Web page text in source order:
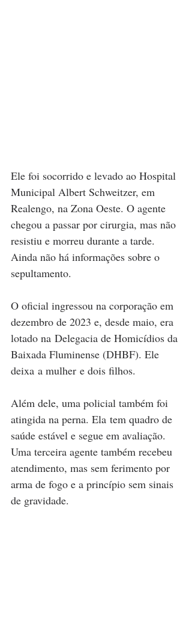
Ele foi socorrido e levado ao Hospital
Municipal Albert Schweitzer, em
Realengo, na Zona Oeste. O agente
chegou a passar por cirurgia, mas não
resistiu e morreu durante a tarde.
Ainda não há informações sobre o
sepultamento.
O oficial ingressou na corporação em
dezembro de 2023 e, desde maio, era
lotado na Delegacia de Homicídios da
Baixada Fluminense (DHBF). Ele
deixa a mulher e dois filhos.
Além dele, uma policial também foi
atingida na perna. Ela tem quadro de
saúde estável e segue em avaliação.
Uma terceira agente também recebeu
atendimento, mas sem ferimento por
arma de fogo e a princípio sem sinais
de gravidade.